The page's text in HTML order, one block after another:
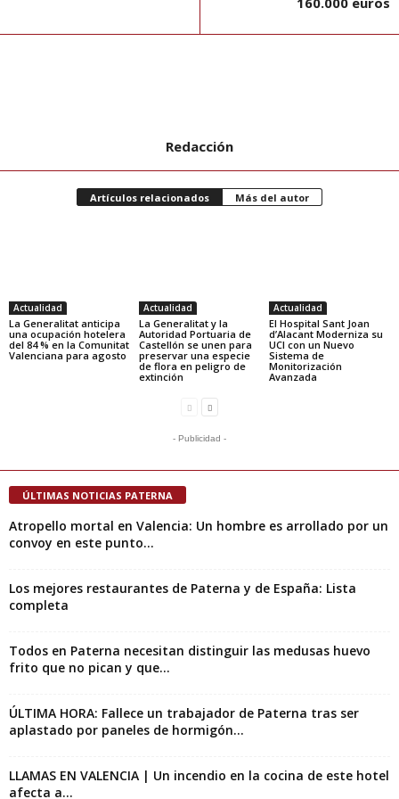
Redacción
Artículos relacionados Más del autor
Actualidad
La Generalitat anticipa
una ocupación hotelera
del 84 % en la Comunitat
Valenciana para agosto
Actualidad
La Generalitat y la
Autoridad Portuaria de
Castellón se unen para
preservar una especie
de flora en peligro de
extinción
Actualidad
El Hospital Sant Joan
d’Alacant Moderniza su
UCI con un Nuevo
Sistema de
Monitorización
Avanzada
- Publicidad -
ÚLTIMAS NOTICIAS PATERNA
Atropello mortal en Valencia: Un hombre es arrollado por un
convoy en este punto...
Los mejores restaurantes de Paterna y de España: Lista
completa
Todos en Paterna necesitan distinguir las medusas huevo
frito que no pican y que...
ÚLTIMA HORA: Fallece un trabajador de Paterna tras ser
aplastado por paneles de hormigón...
LLAMAS EN VALENCIA | Un incendio en la cocina de este hotel
afecta a...